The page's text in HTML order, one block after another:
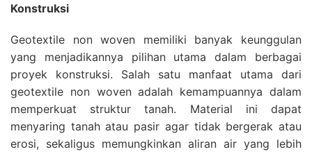
Konstruksi
Geotextile non woven memiliki banyak keunggulan
yang menjadikannya pilihan utama dalam berbagai
proyek konstruksi. Salah satu manfaat utama dari
geotextile non woven adalah kemampuannya dalam
memperkuat struktur tanah. Material ini dapat
menyaring tanah atau pasir agar tidak bergerak atau
erosi, sekaligus memungkinkan aliran air yang lebih